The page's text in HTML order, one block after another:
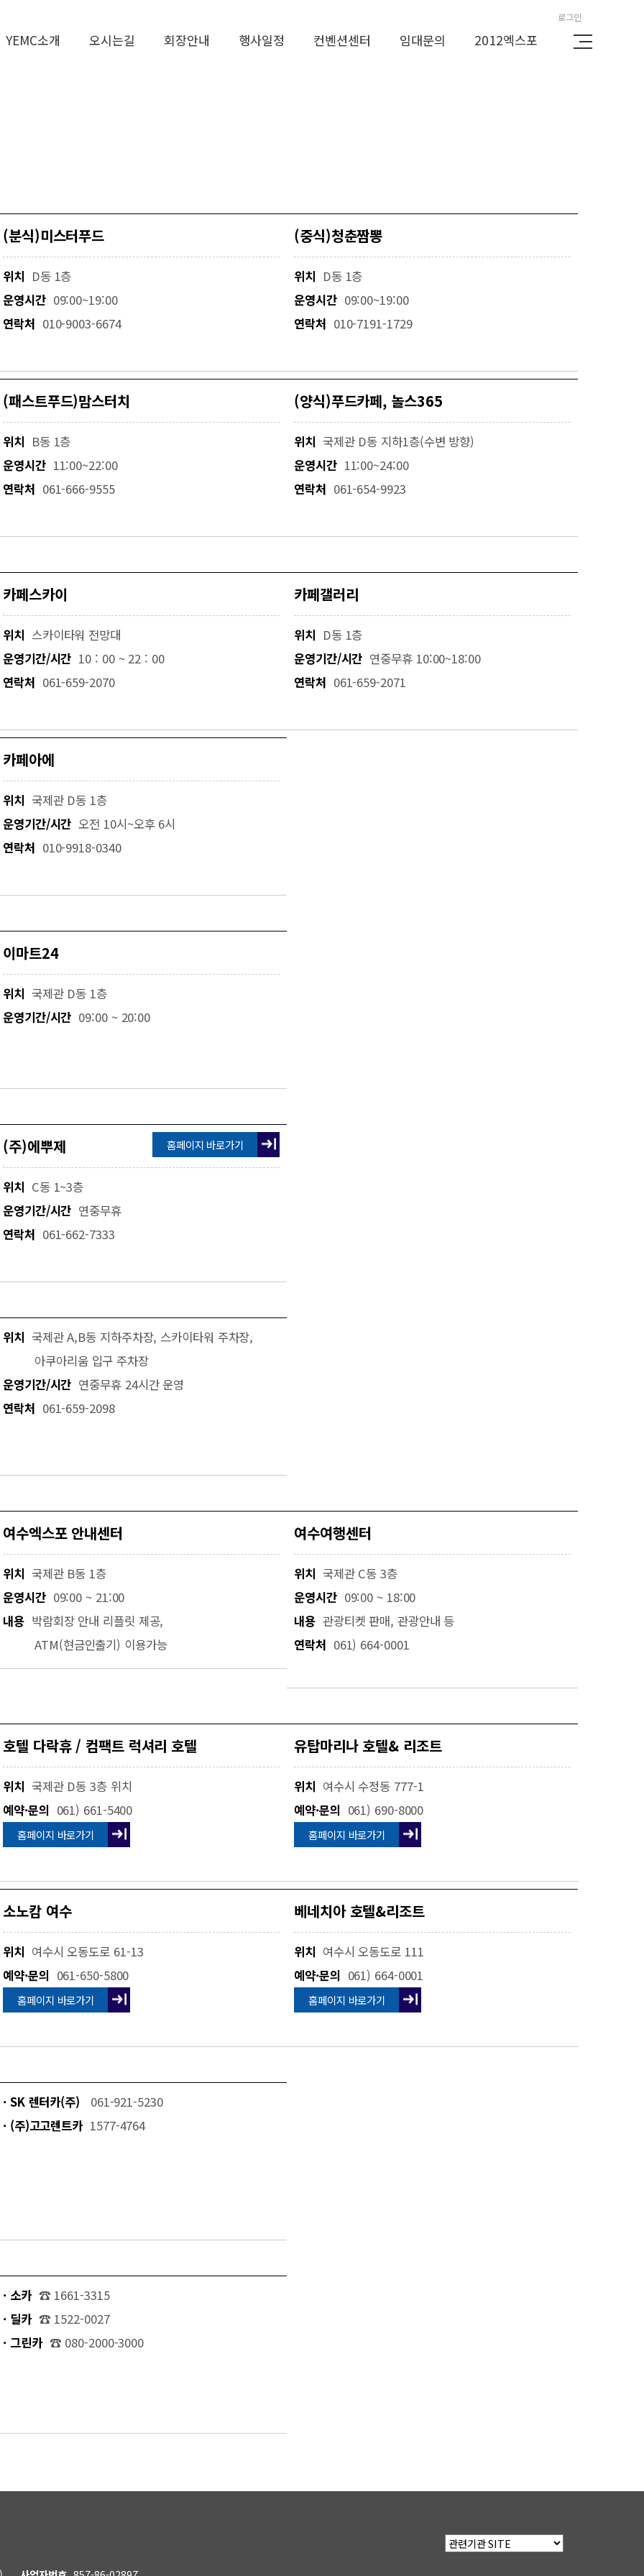
로그인
YEMC소개 오시는길 회장안내 행사일정 컨벤션센터 임대문의 2012엑스포
(분식)미스터푸드
위치 D동 1층
운영시간 09:00~19:00
연락처 010-9003-6674
(중식)청춘짬뽕
위치 D동 1층
운영시간 09:00~19:00
연락처 010-7191-1729
(패스트푸드)맘스터치
위치 B동 1층
운영시간 11:00~22:00
연락처 061-666-9555
(양식)푸드카페, 놀스365
위치 국제관 D동 지하1층(수변 방향)
운영시간 11:00~24:00
연락처 061-654-9923
카페스카이
위치 스카이타워 전망대
운영기간/시간 10 : 00 ~ 22 : 00
연락처 061-659-2070
카페갤러리
위치 D동 1층
운영기간/시간 연중무휴 10:00~18:00
연락처 061-659-2071
카페아에
위치 국제관 D동 1층
운영기간/시간 오전 10시~오후 6시
연락처 010-9918-0340
이마트24
위치 국제관 D동 1층
운영기간/시간 09:00 ~ 20:00
(주)에뿌제 홈페이지 바로가기
위치 C동 1~3층
운영기간/시간 연중무휴
연락처 061-662-7333
위치 국제관 A,B동 지하주차장, 스카이타워 주차장,
아쿠아리움 입구 주차장
운영기간/시간 연중무휴 24시간 운영
연락처 061-659-2098
여수엑스포 안내센터
위치 국제관 B동 1층
운영시간 09:00 ~ 21:00
내용 박람회장 안내 리플릿 제공,
ATM(현금인출기) 이용가능
여수여행센터
위치 국제관 C동 3층
운영시간 09:00 ~ 18:00
내용 관광티켓 판매, 관광안내 등
연락처 061) 664-0001
호텔 다락휴 / 컴팩트 럭셔리 호텔
위치 국제관 D동 3층 위치
예약·문의 061) 661-5400
홈페이지 바로가기
유탑마리나 호텔& 리조트
위치 여수시 수정동 777-1
예약·문의 061) 690-8000
홈페이지 바로가기
소노캄 여수
위치 여수시 오동도로 61-13
예약·문의 061-650-5800
홈페이지 바로가기
베네치아 호텔&리조트
위치 여수시 오동도로 111
예약·문의 061) 664-0001
홈페이지 바로가기
· SK 렌터카(주)
061-921-5230
· (주)고고렌트카 1577-4764
· 소카 ☎ 1661-3315
· 딜카 ☎ 1522-0027
· 그린카 ☎ 080-2000-3000